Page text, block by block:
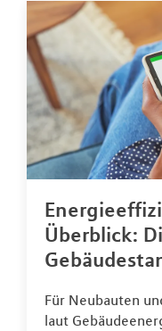
Überblick:
Für Neubauten
laut